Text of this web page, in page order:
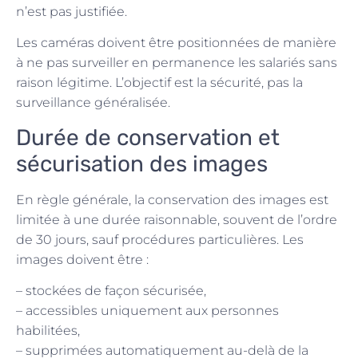
n’est pas justifiée.
Les caméras doivent être positionnées de manière
à ne pas surveiller en permanence les salariés sans
raison légitime. L’objectif est la sécurité, pas la
surveillance généralisée.
Durée de conservation et
sécurisation des images
En règle générale, la conservation des images est
limitée à une durée raisonnable, souvent de l’ordre
de 30 jours, sauf procédures particulières. Les
images doivent être :
– stockées de façon sécurisée,
– accessibles uniquement aux personnes
habilitées,
– supprimées automatiquement au-delà de la